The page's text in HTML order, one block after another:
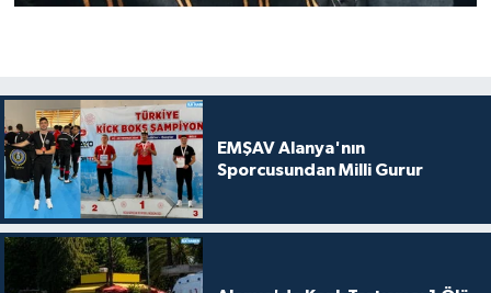
EMŞAV Alanya'nın
Sporcusundan Milli Gurur